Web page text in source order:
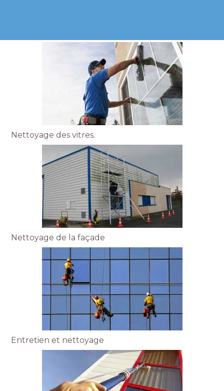
Nettoyage des vitres.
Nettoyage de la façade
Entretien et nettoyage